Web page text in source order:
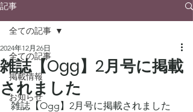
記事
全ての記事
掲載情報
お知らせ
全ての記事
雑誌【Ogg】2月号に掲載
されました
2024年12月26日
雑誌【Ogg】2月号に掲載されました